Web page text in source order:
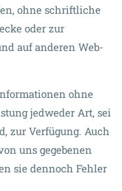
ohne schriftliche
oder zur
auf anderen Web-
ohne
jedweder Art, sei
zur Verfügung. Auch
uns gegebenen
sie dennoch Fehler